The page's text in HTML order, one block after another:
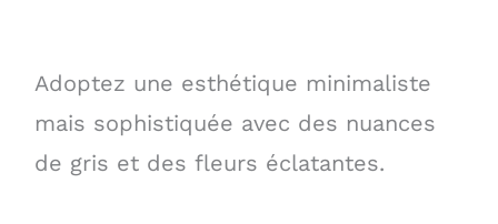
Adoptez une esthétique minimaliste
mais sophistiquée avec des nuances
de gris et des fleurs éclatantes.